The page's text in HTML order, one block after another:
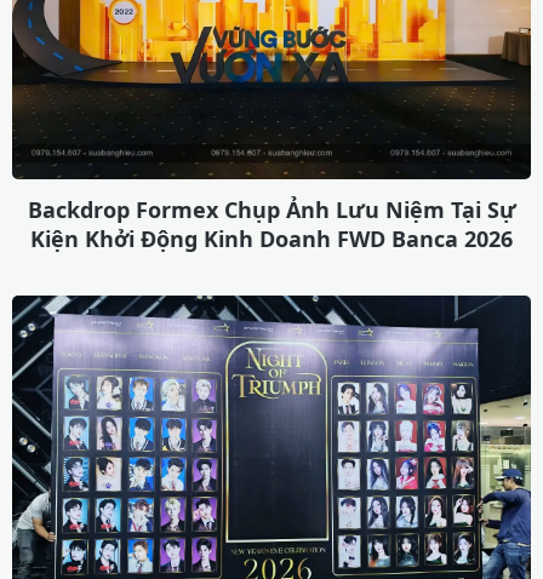
Backdrop Formex Chụp Ảnh Lưu Niệm Tại Sự
Kiện Khởi Động Kinh Doanh FWD Banca 2026